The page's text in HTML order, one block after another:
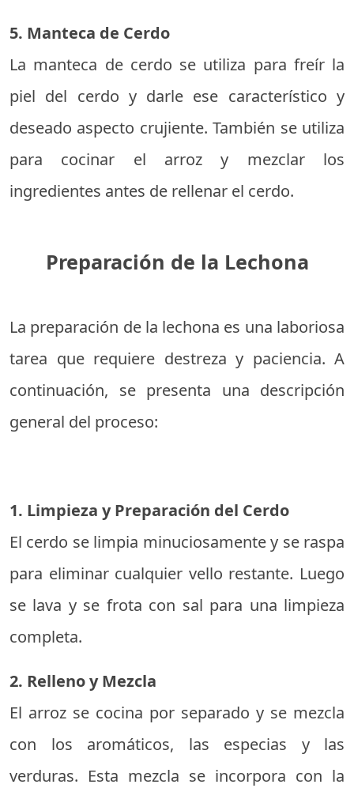
5. Manteca de Cerdo
La manteca de cerdo se utiliza para freír la
piel del cerdo y darle ese característico y
deseado aspecto crujiente. También se utiliza
para cocinar el arroz y mezclar los
ingredientes antes de rellenar el cerdo.
Preparación de la Lechona
La preparación de la lechona es una laboriosa
tarea que requiere destreza y paciencia. A
continuación, se presenta una descripción
general del proceso:
1. Limpieza y Preparación del Cerdo
El cerdo se limpia minuciosamente y se raspa
para eliminar cualquier vello restante. Luego
se lava y se frota con sal para una limpieza
completa.
2. Relleno y Mezcla
El arroz se cocina por separado y se mezcla
con los aromáticos, las especias y las
verduras. Esta mezcla se incorpora con la